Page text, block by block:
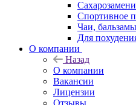
Спортивное
Чаи,
Для
О компании
Назад
О компании
Вакансии
Лицензии
Отзывы